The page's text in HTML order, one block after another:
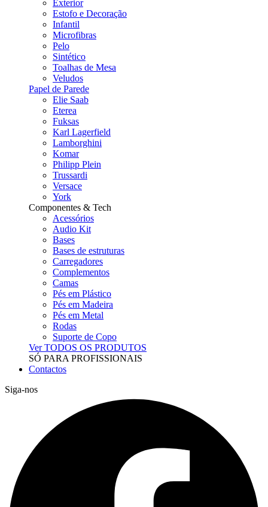
Exterior
Estofo e Decoração
Infantil
Microfibras
Pelo
Sintético
Toalhas de Mesa
Veludos
Papel de Parede
Elie Saab
Eterea
Fuksas
Karl Lagerfield
Lamborghini
Komar
Philipp Plein
Trussardi
Versace
York
Componentes & Tech
Acessórios
Audio Kit
Bases
Bases de estruturas
Carregadores
Complementos
Camas
Pés em Plástico
Pés em Madeira
Pés em Metal
Rodas
Suporte de Copo
Ver TODOS OS PRODUTOS
SÓ PARA PROFISSIONAIS
Contactos
Siga-nos